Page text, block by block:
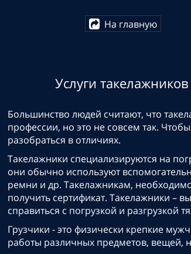
На главную
Услуги такелажников
Большинство людей считают, что
профессии, но это не совсем так.
разобраться в отличиях.
Такелажники специализируются на
они обычно используют
ремни и др. Такелажникам,
получить сертификат. Такелажники –
справиться с погрузкой и разгрузкой
Грузчики - это физически крепкие
работы различных предметов, вещей,